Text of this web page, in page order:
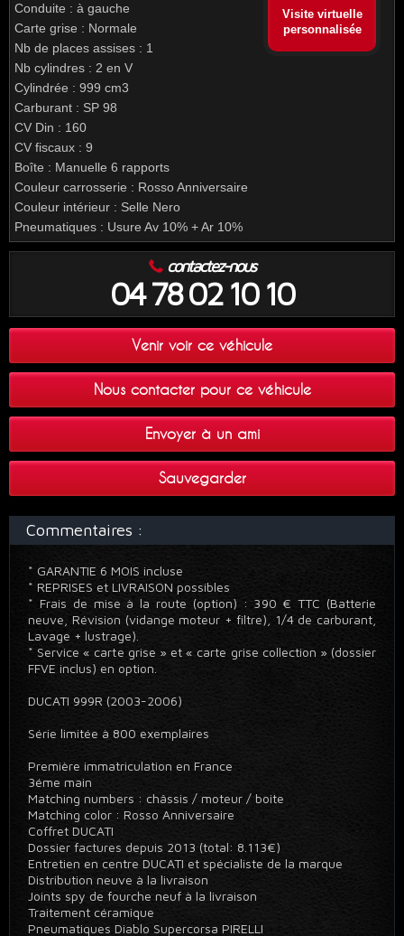
Conduite : à gauche
Carte grise : Normale
Nb de places assises : 1
Nb cylindres : 2 en V
Cylindrée : 999 cm3
Carburant : SP 98
CV Din : 160
CV fiscaux : 9
Boîte : Manuelle 6 rapports
Couleur carrosserie : Rosso Anniversaire
Couleur intérieur : Selle Nero
Pneumatiques : Usure Av 10% + Ar 10%
Visite virtuelle
personnalisée
Venir voir ce véhicule
Nous contacter pour ce véhicule
Envoyer à un ami
Sauvegarder
contactez-nous
04 78 02 10 10
Commentaires :
* GARANTIE 6 MOIS incluse
* REPRISES et LIVRAISON possibles
* Frais de mise à la route (option) : 390 € TTC (Batterie
neuve, Révision (vidange moteur + filtre), 1/4 de carburant,
Lavage + lustrage).
* Service « carte grise » et « carte grise collection » (dossier
FFVE inclus) en option.
DUCATI 999R (2003-2006)
Série limitée à 800 exemplaires
Première immatriculation en France
3éme main
Matching numbers : châssis / moteur / boite
Matching color : Rosso Anniversaire
Coffret DUCATI
Dossier factures depuis 2013 (total: 8.113€)
Entretien en centre DUCATI et spécialiste de la marque
Distribution neuve à la livraison
Joints spy de fourche neuf à la livraison
Traitement céramique
Pneumatiques Diablo Supercorsa PIRELLI